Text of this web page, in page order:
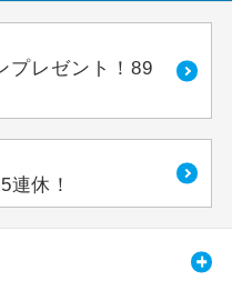
プレゼント！89
休！